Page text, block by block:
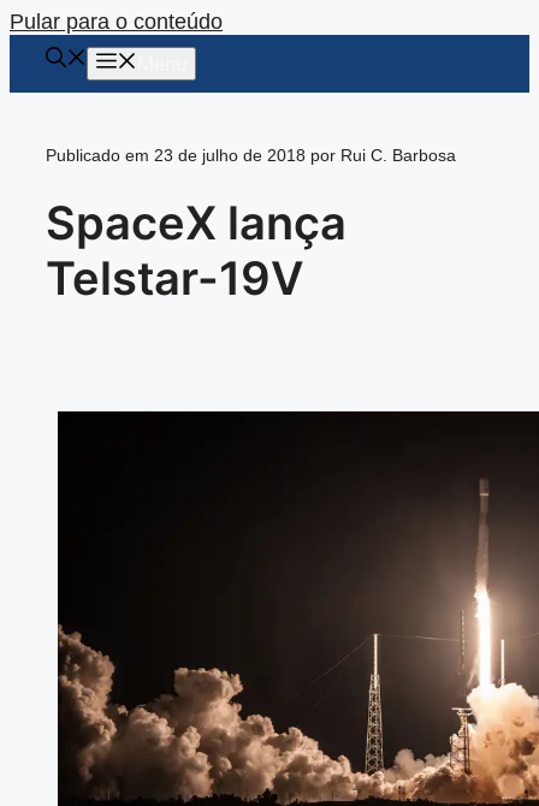
Pular para o conteúdo
Publicado em 23 de julho de 2018 por Rui C. Barbosa
SpaceX lança
Telstar-19V